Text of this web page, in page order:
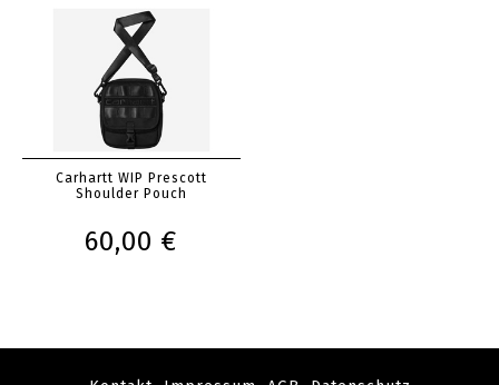
Carhartt WIP Prescott
Shoulder Pouch
60,00 €